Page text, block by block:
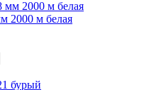
2000 м белая